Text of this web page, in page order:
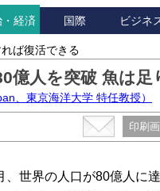
・経済 国際 ビジネ
ば復活できる
億人を突破 魚は足
、東京海洋大学 特任教授）
印刷
世界の人口が80億人に